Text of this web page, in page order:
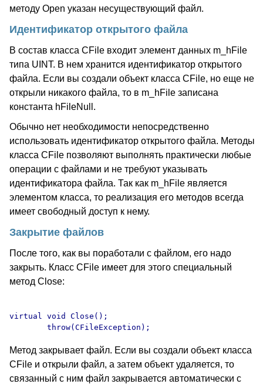
методу Open указан несуществующий файл.
Идентификатор открытого файла
В состав класса CFile входит элемент данных m_hFile
типа UINT. В нем хранится идентификатор открытого
файла. Если вы создали объект класса CFile, но еще не
открыли никакого файла, то в m_hFile записана
константа hFileNull.
Обычно нет необходимости непосредственно
использовать идентификатор открытого файла. Методы
класса CFile позволяют выполнять практически любые
операции с файлами и не требуют указывать
идентификатора файла. Так как m_hFile является
элементом класса, то реализация его методов всегда
имеет свободный доступ к нему.
Закрытие файлов
После того, как вы поработали с файлом, его надо
закрыть. Класс CFile имеет для этого специальный
метод Close:
virtual void Close();
Метод закрывает файл. Если вы создали объект класса
CFile и открыли файл, а затем объект удаляется, то
связанный с ним файл закрывается автоматически с